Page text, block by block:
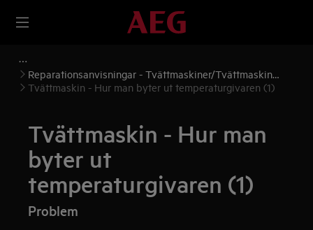
Reparationsanvisningar - Tvättmaskiner/Tvättmaskin
torktumlare
Tvättmaskin - Hur man byter ut temperaturgivaren (1)
Tvättmaskin - Hur man
byter ut
temperaturgivaren (1)
Problem